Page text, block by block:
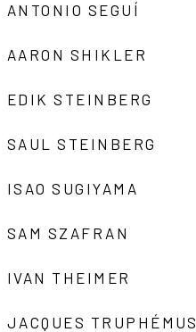
ANTONIO SEGUÍ
AARON SHIKLER
EDIK STEINBERG
SAUL STEINBERG
ISAO SUGIYAMA
SAM SZAFRAN
IVAN THEIMER
JACQUES TRUPHÉMUS